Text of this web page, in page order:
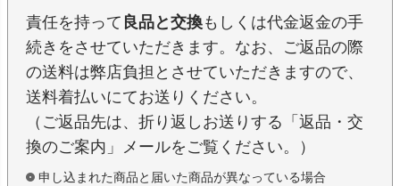
責任を持って 良品と交換もしくは代金返金の手
続きをさせていただきます。なお、ご返品の際
の送料は弊店負担とさせていただきますので、
送料着払いにてお送りください。
（ご返品先は、折り返しお送りする「返品・交
換のご案内」メールをご覧ください。）
申し込まれた商品と届いた商品が異なっている場合